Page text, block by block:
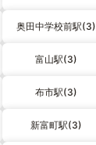
奥田中学校前駅(3)
富山駅(3)
布市駅(3)
新富町駅(3)